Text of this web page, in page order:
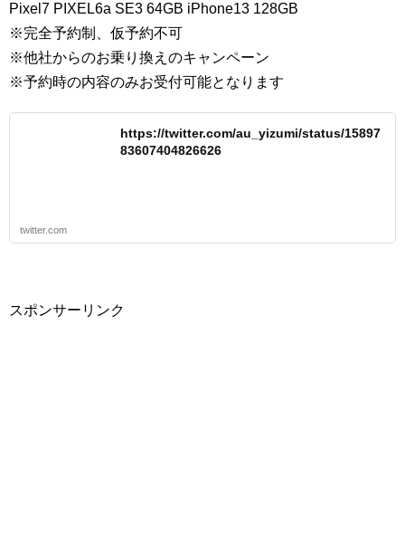
Pixel7 PIXEL6a SE3 64GB iPhone13 128GB
※完全予約制、仮予約不可
※他社からのお乗り換えのキャンペーン
※予約時の内容のみお受付可能となります
https://twitter.com/au_yizumi/status/15897
83607404826626
twitter.com
スポンサーリンク